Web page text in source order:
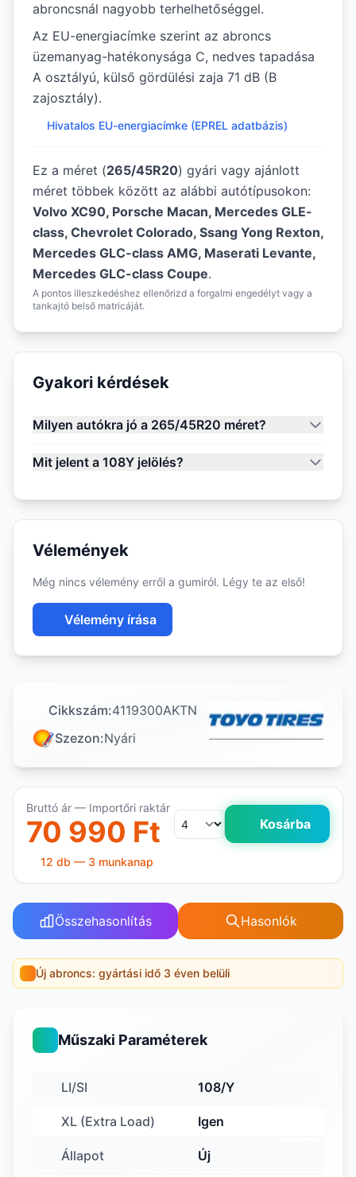
abroncsnál nagyobb terhelhetőséggel.
Az EU-energiacímke szerint az abroncs
üzemanyag-hatékonysága C, nedves tapadása
A osztályú, külső gördülési zaja 71 dB (B
zajosztály).
Hivatalos EU-energiacímke (EPREL adatbázis)
Ez a méret (265/45R20) gyári vagy ajánlott
méret többek között az alábbi autótípusokon:
Volvo XC90, Porsche Macan, Mercedes GLE-
class, Chevrolet Colorado, Ssang Yong Rexton,
Mercedes GLC-class AMG, Maserati Levante,
Mercedes GLC-class Coupe.
A pontos illeszkedéshez ellenőrizd a forgalmi engedélyt vagy a
tankajtó belső matricáját.
Gyakori kérdések
Milyen autókra jó a 265/45R20 méret?
Mit jelent a 108Y jelölés?
Vélemények
Még nincs vélemény erről a gumiról. Légy te az első!
Vélemény írása
Cikkszám:4119300AKTN
Szezon:Nyári
Bruttó ár — Importőri raktár
70 990 Ft Kosárba
12 db — 3 munkanap
Összehasonlítás Hasonlók
Új abroncs: gyártási idő 3 éven belüli
Műszaki Paraméterek
LI/SI 108/Y
XL (Extra Load) Igen
Állapot Új